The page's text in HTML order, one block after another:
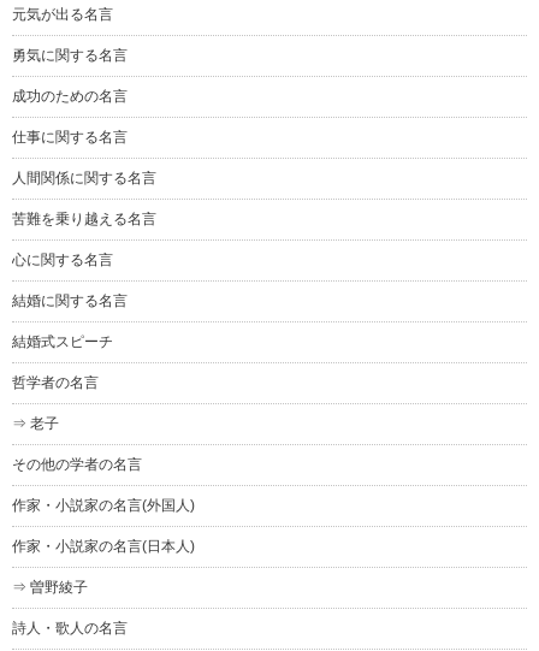
元気が出る名言
勇気に関する名言
成功のための名言
仕事に関する名言
人間関係に関する名言
苦難を乗り越える名言
心に関する名言
結婚に関する名言
結婚式スピーチ
哲学者の名言
⇒ 老子
その他の学者の名言
作家・小説家の名言(外国人)
作家・小説家の名言(日本人)
⇒ 曽野綾子
詩人・歌人の名言